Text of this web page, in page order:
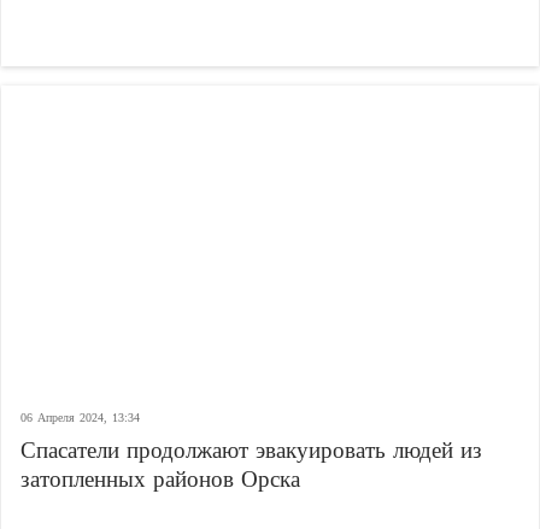
06 Апреля 2024, 13:34
Спасатели продолжают эвакуировать людей из
затопленных районов Орска